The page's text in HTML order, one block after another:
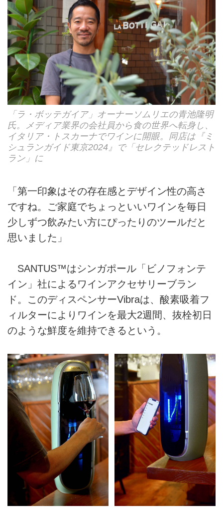
「ラ・ボッテガイア」オーナーソムリエの青池隆明
氏。メディア業界の会社員から食の世界へ転身し、
イタリア・トスカーナでワインに開眼。同店は『ミ
シュランガイド東京2024』で「セレクテッドレスト
ラン」に
「第一印象はその存在感とデザイン性の高さ
ですね。ご家庭でちょっといいワインを毎日
少しずつ飲みたい方にぴったりのツールだと
思いました」
SANTUS™はシンガポール「ビノフォンテ
イン」社によるワインアクセサリーブラン
ド。このディスペンサーVibraは、酸素吸着フ
ィルターによりワインを最大2週間、抜栓初日
のような鮮度を維持できるという。